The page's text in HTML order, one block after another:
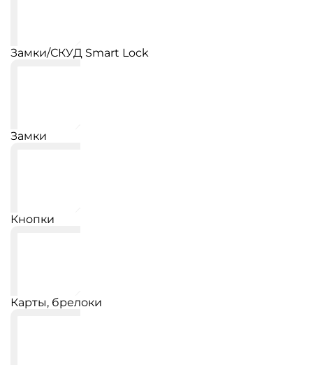
Замки/СКУД Smart Lock
Замки
Кнопки
Карты, брелоки